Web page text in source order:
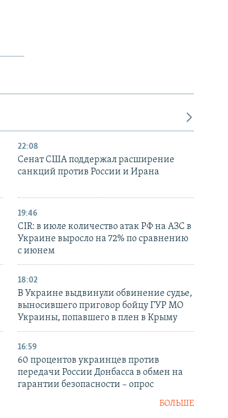
22:08
Сенат США поддержал расширение
санкций против России и Ирана
19:46
CIR: в июле количество атак РФ на АЗС в
Украине выросло на 72% по сравнению
с июнем
18:02
В Украине выдвинули обвинение судье,
выносившего приговор бойцу ГУР МО
Украины, попавшего в плен в Крыму
16:59
60 процентов украинцев против
передачи России Донбасса в обмен на
гарантии безопасности – опрос
БОЛЬШЕ